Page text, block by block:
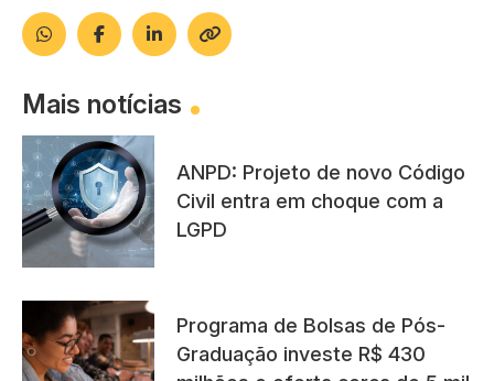
Mais notícias
ANPD: Projeto de novo Código
Civil entra em choque com a
LGPD
Programa de Bolsas de Pós-
Graduação investe R$ 430